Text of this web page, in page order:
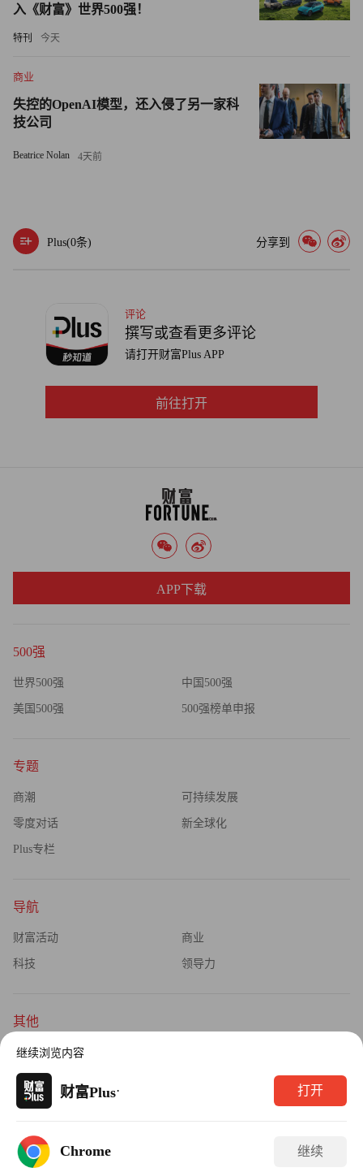
父母的房产上建造附属住宅单元（ADUs）。
扎克海姆对《财富》杂志表示：“从经济层面考量，这根本
难以实现，尤其是在我们所在的圣地亚哥这样住房成本位居
全国前列的地区。”合买或建造附属住宅单元“让他们能够以
潮，但Z世代和千禧一代的合买趋势将会持续下去。
如今的合买住房现象源于严峻的经济现实。”诺瓦克表示。
高房价和抵押贷款利率等迹象“都表明合买住房并非只是短
入《财富》世界500强！
特刊 今天
商业
失控的OpenAI模型，还入侵了另一家科
技公司
Beatrice Nolan 4天前
Plus(0条) 分享到
评论
撰写或查看更多评论
请打开财富Plus APP
前往打开
500强
世界500强 中国500强
美国500强 500强榜单申报
专题
商潮 可持续发展
零度对话 新全球化
Plus专栏
导航
财富活动 商业
科技 领导力
其他
杂志订阅
隐私政策
APP下载
Copyright © 2026财富媒体知识产权有限公司
版权所有，未经书面许可，任何机构不得转载
继续浏览内容
财富Plus· 打开
Chrome 继续